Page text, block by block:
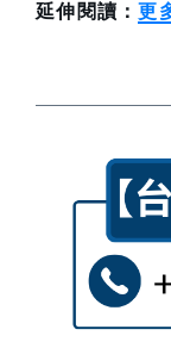
延伸閱讀：更